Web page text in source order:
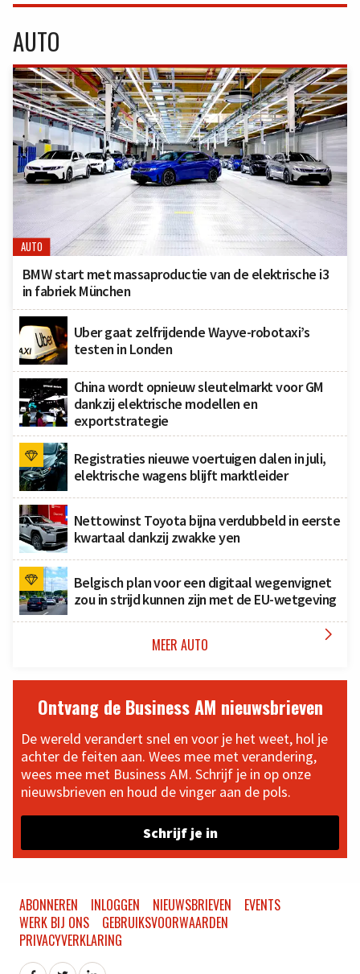
AUTO
AUTO
BMW start met massaproductie van de elektrische i3
in fabriek München
Uber gaat zelfrijdende Wayve-robotaxi’s
testen in Londen
China wordt opnieuw sleutelmarkt voor GM
dankzij elektrische modellen en
exportstrategie
Registraties nieuwe voertuigen dalen in juli,
elektrische wagens blijft marktleider
Nettowinst Toyota bijna verdubbeld in eerste
kwartaal dankzij zwakke yen
Belgisch plan voor een digitaal wegenvignet
zou in strijd kunnen zijn met de EU-wetgeving
MEER AUTO 
Ontvang de Business AM nieuwsbrieven
De wereld verandert snel en voor je het weet, hol je
achter de feiten aan. Wees mee met verandering,
wees mee met Business AM. Schrijf je in op onze
nieuwsbrieven en houd de vinger aan de pols.
Schrijf je in
ABONNEREN INLOGGEN NIEUWSBRIEVEN
EVENTS
WERK BIJ ONS
GEBRUIKSVOORWAARDEN
PRIVACYVERKLARING